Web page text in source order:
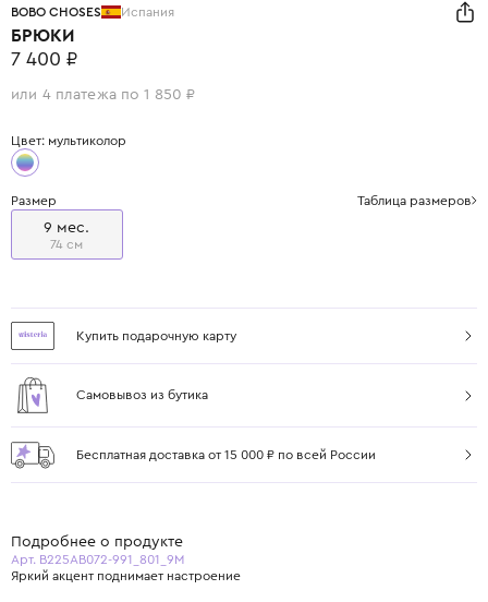
BOBO CHOSES Испания
БРЮКИ
7 400 ₽
или 4 платежа по 1 850 ₽
Цвет: мультиколор
Размер Таблица размеров
9 мес.
74 см
Купить подарочную карту
Самовывоз из бутика
Бесплатная доставка от 15 000 ₽ по всей России
Подробнее о продукте
Арт. B225AB072-991_801_9M
Яркий акцент поднимает настроение